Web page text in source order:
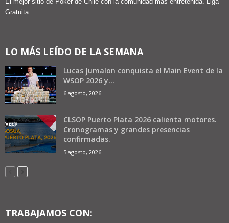
Gratuita.
LO MÁS LEÍDO DE LA SEMANA
Lucas Jumalon conquista el Main Event de la
WSOP 2026 y...
6 agosto, 2026
CLSOP Puerto Plata 2026 calienta motores.
Cronogramas y grandes presencias
confirmadas.
5 agosto, 2026
TRABAJAMOS CON: